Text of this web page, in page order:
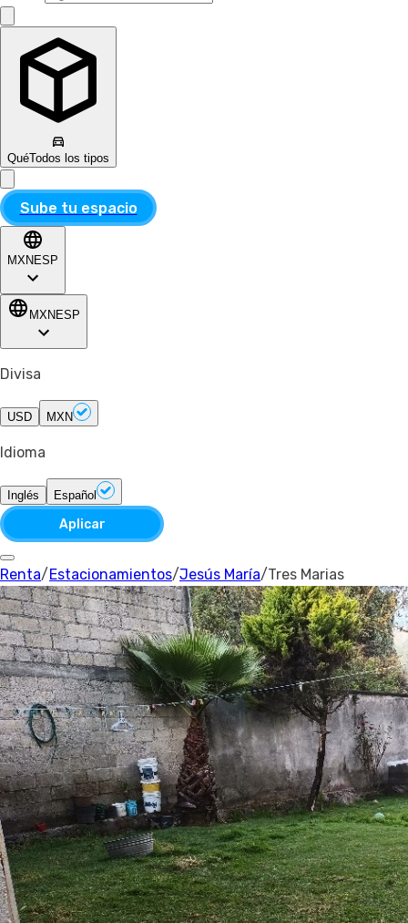
QuéTodos los tipos
Sube tu espacio
MXN ESP
MXN ESP
Divisa
USD MXN
Idioma
Inglés Español
Aplicar
Renta/Estacionamientos/Jesús María/Tres Marias